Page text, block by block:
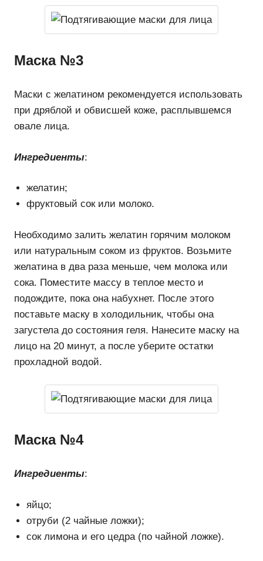
Маска №3
Маски с желатином рекомендуется использовать
при дряблой и обвисшей коже, расплывшемся
овале лица.
Ингредиенты:
желатин;
фруктовый сок или молоко.
Необходимо залить желатин горячим молоком
или натуральным соком из фруктов. Возьмите
желатина в два раза меньше, чем молока или
сока. Поместите массу в теплое место и
подождите, пока она набухнет. После этого
поставьте маску в холодильник, чтобы она
загустела до состояния геля. Нанесите маску на
лицо на 20 минут, а после уберите остатки
прохладной водой.
Маска №4
Ингредиенты:
яйцо;
отруби (2 чайные ложки);
сок лимона и его цедра (по чайной ложке).